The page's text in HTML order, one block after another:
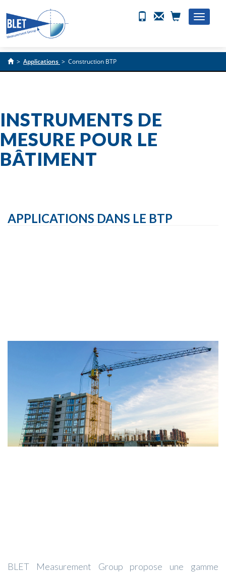
Toggle
> Applications > Construction BTP
INSTRUMENTS DE
MESURE POUR LE
BÂTIMENT
APPLICATIONS DANS LE BTP
BLET Measurement Group propose une gamme